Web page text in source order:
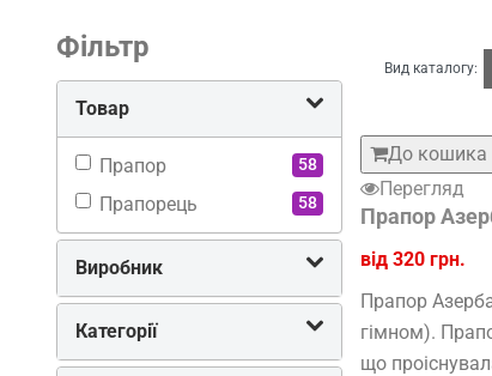
Фільтр
Товар
Прапор 58
Прапорець 58
Виробник
Категорії
Вид каталогу:
До кошика
Перегляд
Прапор
від 320 грн.
Прапор
гімном).
що